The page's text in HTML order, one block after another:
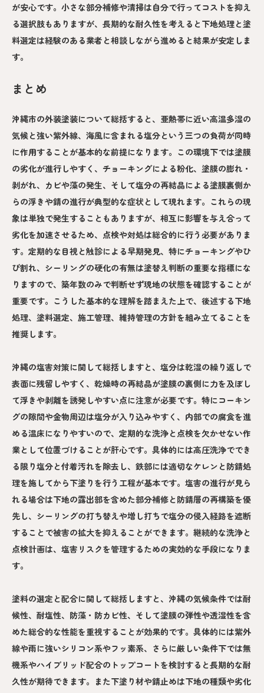
が安心です。小さな部分補修や清掃は自分で行ってコストを抑え
る選択肢もありますが、長期的な耐久性を考えると下地処理と塗
料選定は経験のある業者と相談しながら進めると結果が安定しま
す。
まとめ
沖縄市の外装塗装について総括すると、亜熱帯に近い高温多湿の
気候と強い紫外線、海風に含まれる塩分という三つの負荷が同時
に作用することが基本的な前提になります。この環境下では塗膜
の劣化が進行しやすく、チョーキングによる粉化、塗膜の膨れ・
剥がれ、カビや藻の発生、そして塩分の再結晶による塗膜裏側か
らの浮きや錆の進行が典型的な症状として現れます。これらの現
象は単独で発生することもありますが、相互に影響を与え合って
劣化を加速させるため、点検や対処は総合的に行う必要がありま
す。定期的な目視と触診による早期発見、特にチョーキングやひ
び割れ、シーリングの硬化の有無は塗替え判断の重要な指標にな
りますので、築年数のみで判断せず現地の状態を確認することが
重要です。こうした基本的な理解を踏まえた上で、後述する下地
処理、塗料選定、施工管理、維持管理の方針を組み立てることを
推奨します。
沖縄の塩害対策に関して総括しますと、塩分は乾湿の繰り返しで
表面に残留しやすく、乾燥時の再結晶が塗膜の裏側に力を及ぼし
て浮きや剥離を誘発しやすい点に注意が必要です。特にコーキン
グの隙間や金物周辺は塩分が入り込みやすく、内部での腐食を進
める温床になりやすいので、定期的な洗浄と点検を欠かせない作
業として位置づけることが肝心です。具体的には高圧洗浄ででき
る限り塩分と付着汚れを除去し、鉄部には適切なケレンと防錆処
理を施してから下塗りを行う工程が基本です。塩害の進行が見ら
れる場合は下地の露出部を含めた部分補修と防錆層の再構築を優
先し、シーリングの打ち替えや増し打ちで塩分の侵入経路を遮断
することで被害の拡大を抑えることができます。継続的な洗浄と
点検計画は、塩害リスクを管理するための実効的な手段になりま
す。
塗料の選定と配合に関して総括しますと、沖縄の気候条件では耐
候性、耐塩性、防藻・防カビ性、そして塗膜の弾性や透湿性を含
めた総合的な性能を重視することが効果的です。具体的には紫外
線や雨に強いシリコン系やフッ素系、さらに厳しい条件下では無
機系やハイブリッド配合のトップコートを検討すると長期的な耐
久性が期待できます。また下塗り材や錆止めは下地の種類や劣化